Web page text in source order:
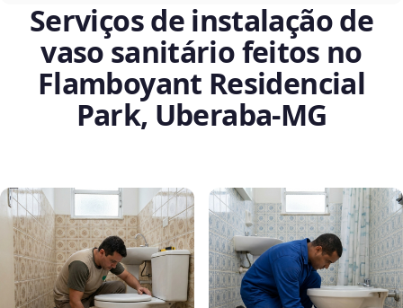
Serviços de instalação de
vaso sanitário feitos no
Flamboyant Residencial
Park, Uberaba‑MG